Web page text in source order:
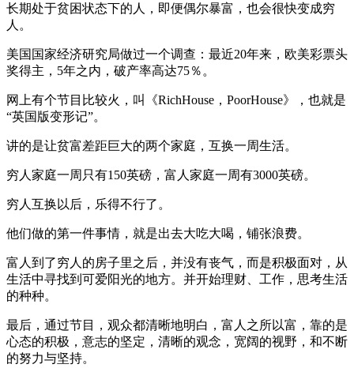
长期处于贫困状态下的人，即便偶尔暴富，也会很快变成穷
人。
美国国家经济研究局做过一个调查：最近20年来，欧美彩票头
奖得主，5年之内，破产率高达75％。
网上有个节目比较火，叫《RichHouse，PoorHouse》，也就是
“英国版变形记”。
讲的是让贫富差距巨大的两个家庭，互换一周生活。
穷人家庭一周只有150英磅，富人家庭一周有3000英磅。
穷人互换以后，乐得不行了。
他们做的第一件事情，就是出去大吃大喝，铺张浪费。
富人到了穷人的房子里之后，并没有丧气，而是积极面对，从
生活中寻找到可爱阳光的地方。并开始理财、工作，思考生活
的种种。
最后，通过节目，观众都清晰地明白，富人之所以富，靠的是
心态的积极，意志的坚定，清晰的观念，宽阔的视野，和不断
的努力与坚持。